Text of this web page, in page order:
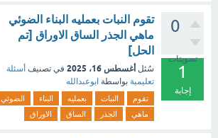
0
تصويتات
1
إجابة
تقوم النبات بعمليه البناء الضوئي
ماهي الجذر الساق الاوراق [تم
الحل]
سُئل أغسطس 16، 2025 في تصنيف أسئلة
تعليمية بواسطة ابوعبدالله
تقوم النبات بعمليه البناء
الضوئي
ماهي
الجذر الساق الاوراق